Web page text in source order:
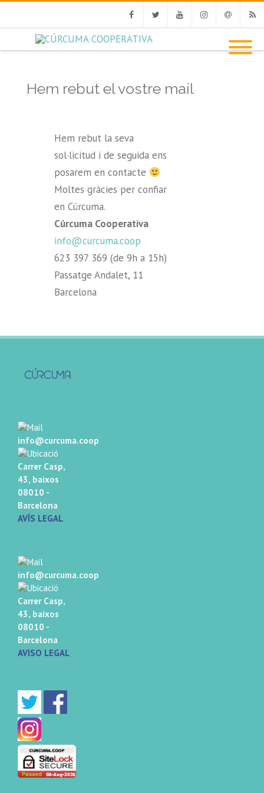
FacebookTwitter Email RSS
Hem rebut el vostre mail
Hem rebut la seva
sol·licitud i de seguida ens
posarem en contacte
Moltes gràcies per confiar
en Cúrcuma.
Cúrcuma Cooperativa
info@curcuma.coop
623 397 369 (de 9h a 15h)
Passatge Andalet, 11
Barcelona
info@curcuma.coop
Carrer Casp,
43, baixos
08010 -
Barcelona
AVÍS LEGAL
info@curcuma.coop
Carrer Casp,
43, baixos
08010 -
Barcelona
AVISO LEGAL